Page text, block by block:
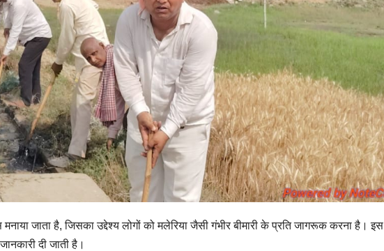
जाता है, जिसका उद्देश्य लोगों को मलेरिया जैसी गंभीर बीमारी के प्रति जागरूक करना है। इस
दी जाती है।